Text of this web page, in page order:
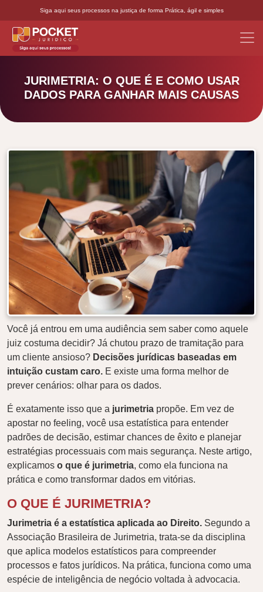
Siga aqui seus processos na justiça de forma Prática, ágil e simples
JURIMETRIA: O QUE É E COMO USAR
DADOS PARA GANHAR MAIS CAUSAS
Você já entrou em uma audiência sem saber como aquele
juiz costuma decidir? Já chutou prazo de tramitação para
um cliente ansioso? Decisões jurídicas baseadas em
intuição custam caro. E existe uma forma melhor de
prever cenários: olhar para os dados.
É exatamente isso que a jurimetria propõe. Em vez de
apostar no feeling, você usa estatística para entender
padrões de decisão, estimar chances de êxito e planejar
estratégias processuais com mais segurança. Neste artigo,
explicamos o que é jurimetria, como ela funciona na
prática e como transformar dados em vitórias.
O QUE É JURIMETRIA?
Jurimetria é a estatística aplicada ao Direito. Segundo a
Associação Brasileira de Jurimetria, trata-se da disciplina
que aplica modelos estatísticos para compreender
processos e fatos jurídicos. Na prática, funciona como uma
espécie de inteligência de negócio voltada à advocacia.